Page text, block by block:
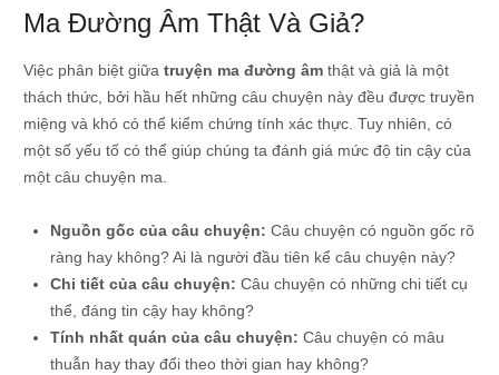
Ma Đường Âm Thật Và Giả?
Việc phân biệt giữa truyện ma đường âmthật và giả là một
thách thức, bởi hầu hết những câu chuyện này đều được truyền
miệng và khó có thể kiểm chứng tính xác thực. Tuy nhiên, có
một số yếu tố có thể giúp chúng ta đánh giá mức độ tin cậy của
một câu chuyện ma.
Nguồn gốc của câu chuyện: Câu chuyện có nguồn gốc rõ
ràng hay không? Ai là người đầu tiên kể câu chuyện này?
Chi tiết của câu chuyện: Câu chuyện có những chi tiết cụ
thể, đáng tin cậy hay không?
Tính nhất quán của câu chuyện: Câu chuyện có mâu
thuẫn hay thay đổi theo thời gian hay không?